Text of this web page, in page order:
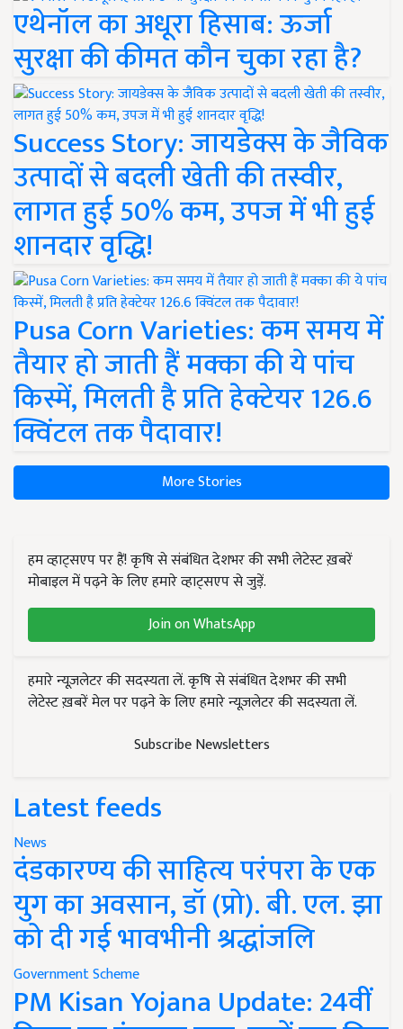
एथेनॉल का अधूरा हिसाब: ऊर्जा
सुरक्षा की कीमत कौन चुका रहा है?
Success Story: जायडेक्स के जैविक
उत्पादों से बदली खेती की तस्वीर,
लागत हुई 50% कम, उपज में भी हुई
शानदार वृद्धि!
Pusa Corn Varieties: कम समय में
तैयार हो जाती हैं मक्का की ये पांच
किस्में, मिलती है प्रति हेक्टेयर 126.6
क्विंटल तक पैदावार!
More Stories
हम व्हाट्सएप पर हैं! कृषि से संबंधित देशभर की सभी लेटेस्ट ख़बरें
मोबाइल में पढ़ने के लिए हमारे व्हाट्सएप से जुड़ें.
Join on WhatsApp
हमारे न्यूज़लेटर की सदस्यता लें. कृषि से संबंधित देशभर की सभी
लेटेस्ट ख़बरें मेल पर पढ़ने के लिए हमारे न्यूज़लेटर की सदस्यता लें.
Subscribe Newsletters
Latest feeds
News
दंडकारण्य की साहित्य परंपरा के एक
युग का अवसान, डॉ (प्रो). बी. एल. झा
को दी गई भावभीनी श्रद्धांजलि
Government Scheme
PM Kisan Yojana Update: 24वीं